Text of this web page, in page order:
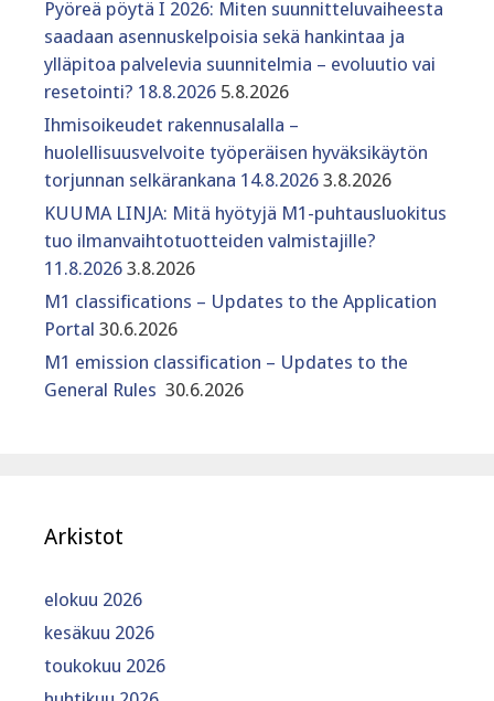
Pyöreä pöytä I 2026: Miten suunnitteluvaiheesta
saadaan asennuskelpoisia sekä hankintaa ja
ylläpitoa palvelevia suunnitelmia – evoluutio vai
resetointi? 18.8.2026 5.8.2026
Ihmisoikeudet rakennusalalla –
huolellisuusvelvoite työperäisen hyväksikäytön
torjunnan selkärankana 14.8.2026 3.8.2026
KUUMA LINJA: Mitä hyötyjä M1-puhtausluokitus
tuo ilmanvaihtotuotteiden valmistajille?
11.8.2026 3.8.2026
M1 classifications – Updates to the Application
Portal 30.6.2026
M1 emission classification – Updates to the
General Rules 30.6.2026
Arkistot
elokuu 2026
kesäkuu 2026
toukokuu 2026